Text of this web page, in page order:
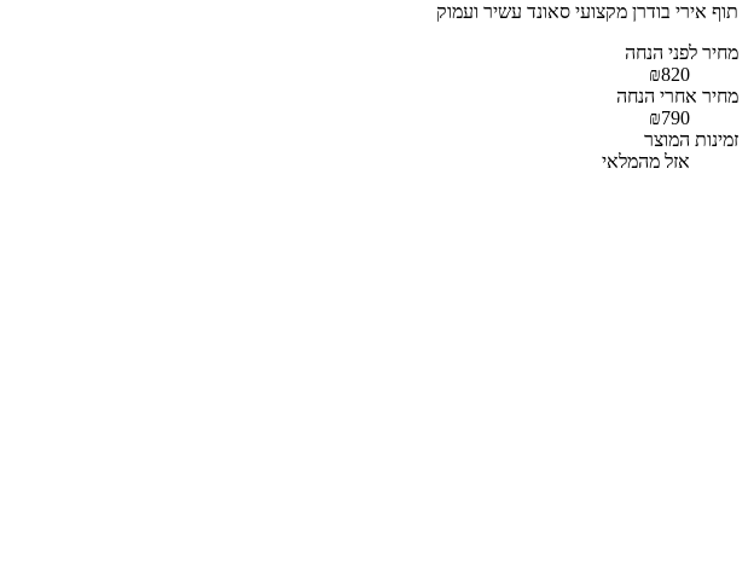
תוף אירי בודרן מקצועי סאונד עשיר ועמוק
מחיר לפני הנחה
₪820
מחיר אחרי הנחה
₪790
זמינות המוצר
אזל מהמלאי